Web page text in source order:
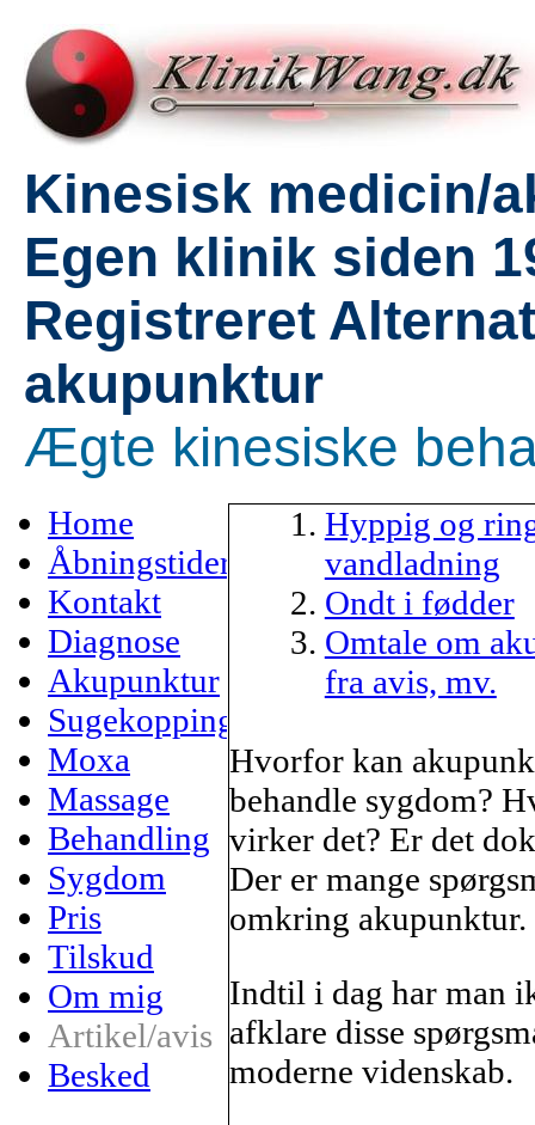
Kinesisk medicin/
Egen klinik siden
Registreret
akupunktur
Ægte kinesiske
Home
Åbningstider
Kontakt
Diagnose
Akupunktur
Sugekopping
Moxa
Massage
Behandling
Sygdom
Pris
Tilskud
Om mig
Artikel/avis
Besked
Hyppig og
vandladning
Ondt i fødder
Omtale om
fra avis, mv.
Hvorfor kan
behandle sygdom?
virker det? Er det
Der er mange
omkring akupunktur.
Indtil i dag har man
afklare disse
moderne videnskab.